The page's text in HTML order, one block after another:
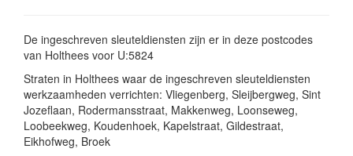
De ingeschreven sleuteldiensten zijn er in deze postcodes
van Holthees voor U:5824
Straten in Holthees waar de ingeschreven sleuteldiensten
werkzaamheden verrichten: Vliegenberg, Sleijbergweg, Sint
Jozeflaan, Rodermansstraat, Makkenweg, Loonseweg,
Loobeekweg, Koudenhoek, Kapelstraat, Gildestraat,
Eikhofweg, Broek